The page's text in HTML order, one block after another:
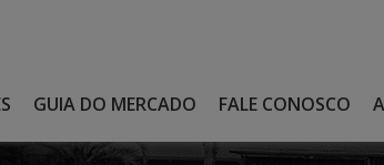
GUIA DO MERCADO FALE CONOSCO